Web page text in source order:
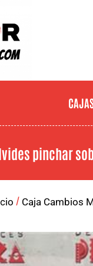
pinchar
/ Caja Cambios